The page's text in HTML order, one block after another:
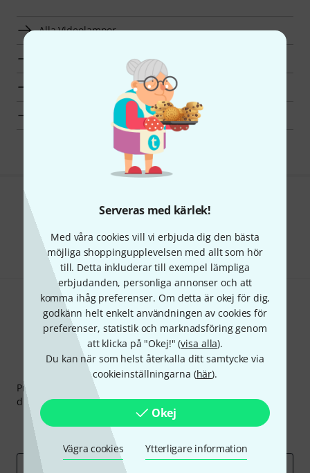
Serveras med kärlek!
Med våra cookies vill vi erbjuda dig den bästa
möjliga shoppingupplevelsen med allt som hör
till. Detta inkluderar till exempel lämpliga
erbjudanden, personliga annonser och att
komma ihåg preferenser. Om detta är okej för dig,
godkänn helt enkelt användningen av cookies för
preferenser, statistik och marknadsföring genom
att klicka på "Okej!" (visa alla).
Du kan när som helst återkalla ditt samtycke via
cookieinställningarna (här).
Okej
Vägra cookies Ytterligare information
Alla Videolampor
Gillar du vad du ser?
Dela Hjälp & Feedback
Thomann nyhetsbrev
Prenumererar på Thomanns Nyhetsbrev på engelska och
du kan med lite tur vinna en50 kupongvärd50 €!
Inspirerande inlägg